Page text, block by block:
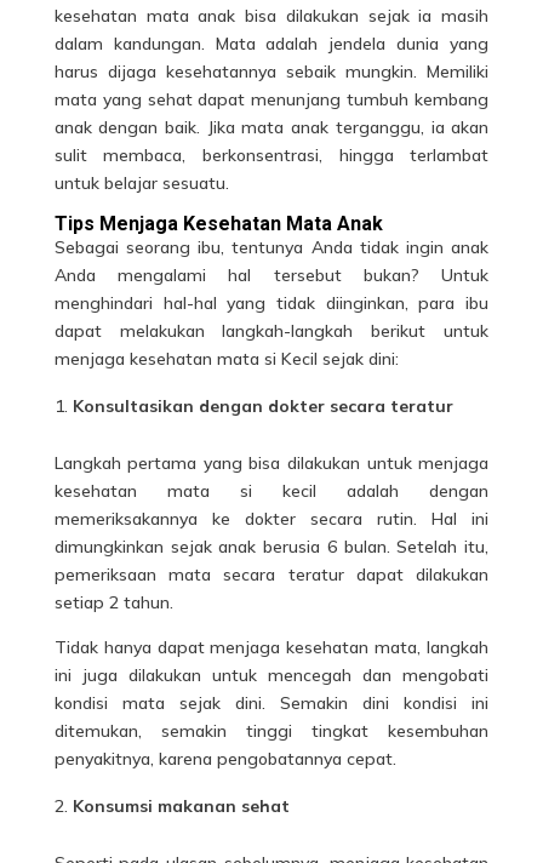
kesehatan mata anak bisa dilakukan sejak ia masih
dalam kandungan. Mata adalah jendela dunia yang
harus dijaga kesehatannya sebaik mungkin. Memiliki
mata yang sehat dapat menunjang tumbuh kembang
anak dengan baik. Jika mata anak terganggu, ia akan
sulit membaca, berkonsentrasi, hingga terlambat
untuk belajar sesuatu.
Tips Menjaga Kesehatan Mata Anak
Sebagai seorang ibu, tentunya Anda tidak ingin anak
Anda mengalami hal tersebut bukan? Untuk
menghindari hal-hal yang tidak diinginkan, para ibu
dapat melakukan langkah-langkah berikut untuk
menjaga kesehatan mata si Kecil sejak dini:
Konsultasikan dengan dokter secara teratur
Langkah pertama yang bisa dilakukan untuk menjaga
kesehatan mata si kecil adalah dengan
memeriksakannya ke dokter secara rutin. Hal ini
dimungkinkan sejak anak berusia 6 bulan. Setelah itu,
pemeriksaan mata secara teratur dapat dilakukan
setiap 2 tahun.
Tidak hanya dapat menjaga kesehatan mata, langkah
ini juga dilakukan untuk mencegah dan mengobati
kondisi mata sejak dini. Semakin dini kondisi ini
ditemukan, semakin tinggi tingkat kesembuhan
penyakitnya, karena pengobatannya cepat.
Konsumsi makanan sehat